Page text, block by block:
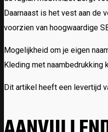
Daarnaast is het vest aan de
voorzien van hoogwaardige
Mogelijkheid om je eigen
Kleding met naambedrukking
Dit artikel heeft een levertijd